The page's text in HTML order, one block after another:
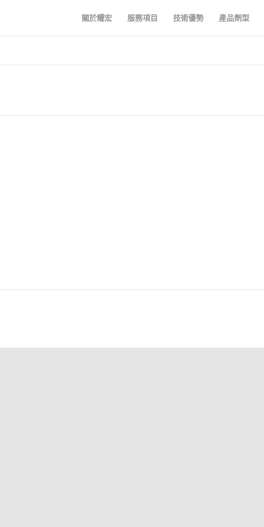
關於耀宏 服務項目 技術優勢 產品劑型